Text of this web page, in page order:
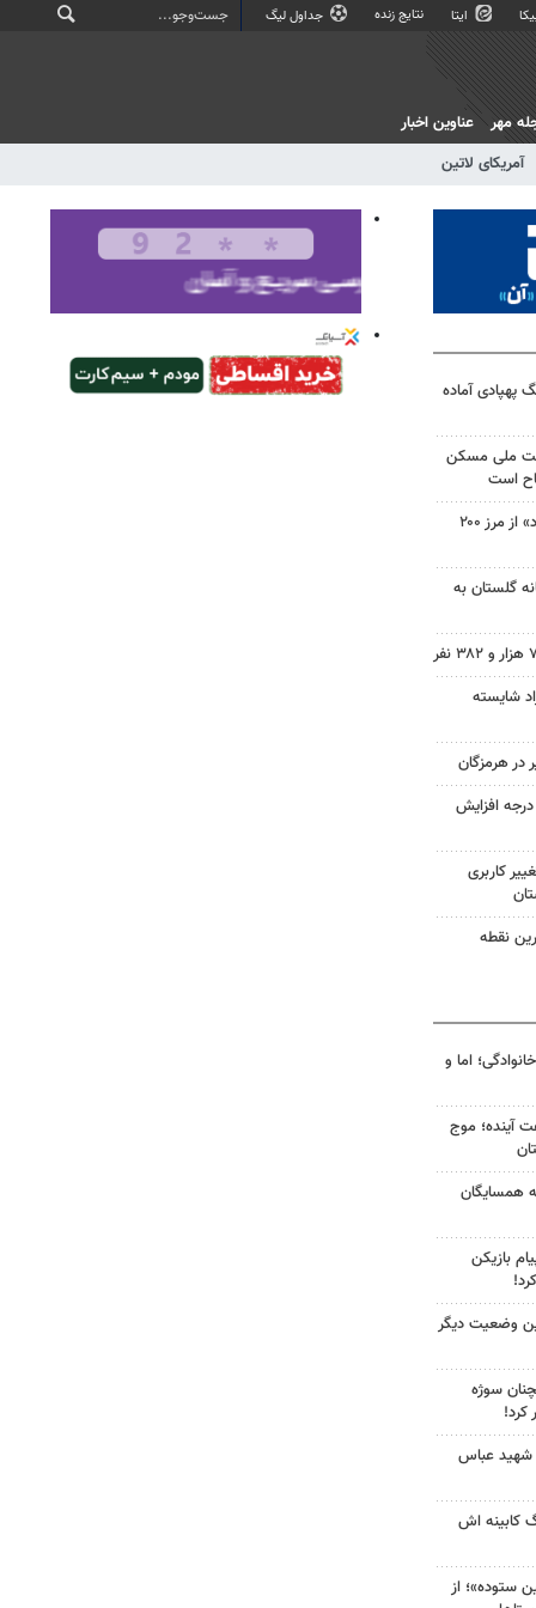
ایتا نتایج زنده جداول لیگ
آمریکای لاتین
مهر عناوین اخبار
پهپادی آماده
ملی مسکن
چاپ چهل‌ونهم «تن‌تن و سندباد» از مرز ۲۰۰
گلستان به
شایسته
هوا در خراسان رضوی ۴ درجه افزایش
کاربری
نقطه
اما و
کشور در ۷۲ ساعت آینده؛ موج
همسایگان
بازیکن
وضعیت دیگر
سوژه
کرد!
شهید عباس
کابینه اش
ستوده»؛ از